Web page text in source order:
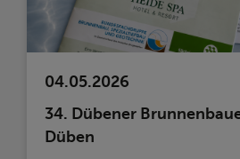
04.05.2026
34. Dübener
Düben